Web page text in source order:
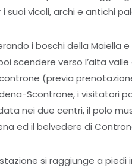
vicoli, archi e antichi
i boschi della Maiella
scendere verso l’alta
(previa
Scontrone, i visitatori
nei due centri, il polo
ed il belvedere di
si raggiunge a